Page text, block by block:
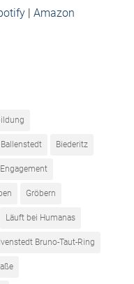
| Amazon
Ballenstedt Biederitz
Engagement
Gröbern
Läuft bei Humanas
Bruno-Taut-Ring